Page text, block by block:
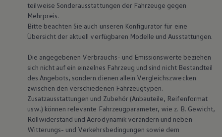
teilweise Sonderausstattungen der Fahrzeuge gegen
Mehrpreis.
Bitte beachten Sie auch unseren Konfigurator für eine
Übersicht der aktuell verfügbaren Modelle und Ausstattungen.
Die angegebenen Verbrauchs- und Emissionswerte beziehen
sich nicht auf ein einzelnes Fahrzeug und sind nicht Bestandteil
des Angebots, sondern dienen allein Vergleichszwecken
zwischen den verschiedenen Fahrzeugtypen.
Zusatzausstattungen und Zubehör (Anbauteile, Reifenformat
usw.) können relevante Fahrzeugparameter, wie z. B. Gewicht,
Rollwiderstand und Aerodynamik verändern und neben
Witterungs- und Verkehrsbedingungen sowie dem